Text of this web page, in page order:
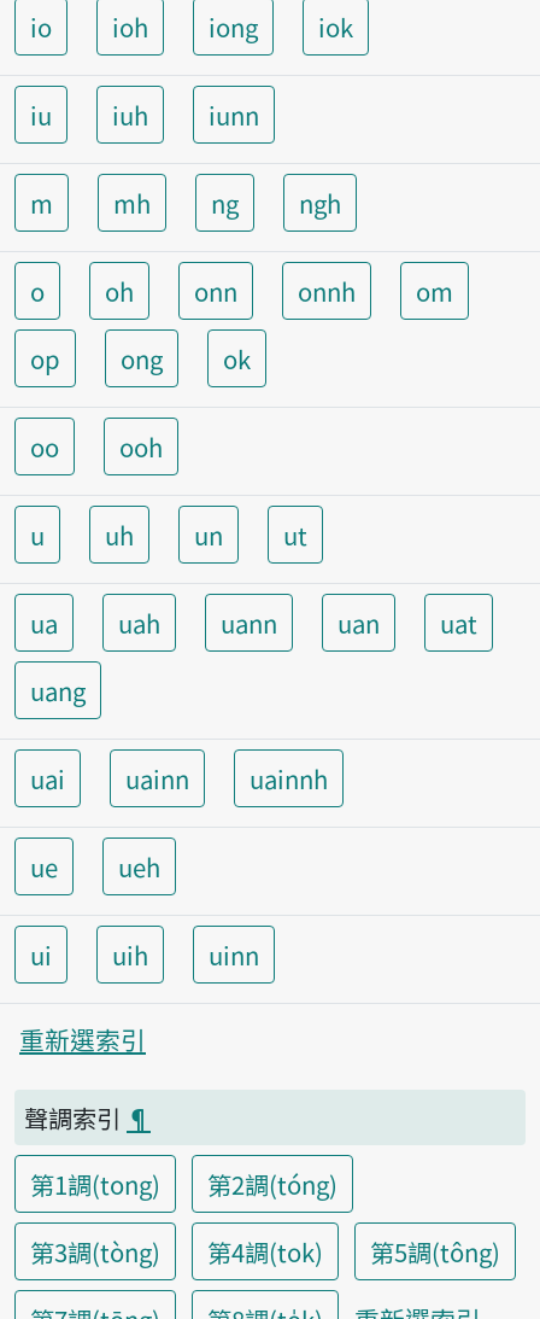
io ioh iong iok
iu iuh iunn
m mh ng ngh
o oh onn onnh
om
op
ong ok
oo ooh
u uh un ut
ua uah uann uan
uat
uang
uai uainn uainnh
ue ueh
ui uih uinn
重新選索引
聲調索引 ¶
第1調(tong)
第2調(tóng)
第3調(tòng)
第4調(tok)
第5調(tông)